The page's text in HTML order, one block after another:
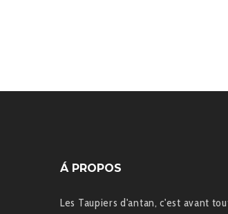
Á PROPOS
Les Taupiers d'antan, c'est avant